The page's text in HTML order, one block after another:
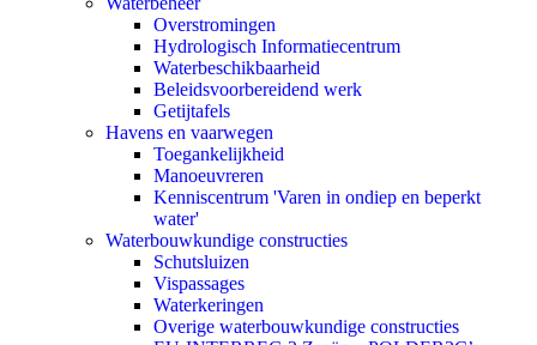
Overstromingen
Hydrologisch Informatiecentrum
Waterbeschikbaarheid
Beleidsvoorbereidend werk
Getijtafels
Havens en vaarwegen
Toegankelijkheid
Manoeuvreren
Kenniscentrum 'Varen in ondiep en beperkt
water'
Waterbouwkundige constructies
Schutsluizen
Vispassages
Waterkeringen
Overige waterbouwkundige constructies